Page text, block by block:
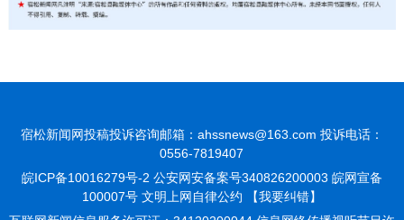
宿松新闻网投稿投诉咨询邮箱：ahssnews@163.com 投诉电话：
0556-7819407
皖ICP备10016279号-2 公安网安备案号340826200003 皖网宣备
100007号 文明上网自律公约
【我要纠错】